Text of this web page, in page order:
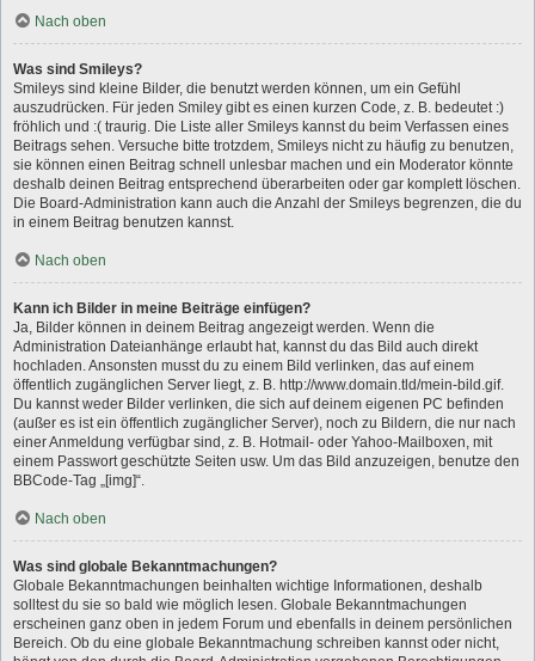
Nach oben
Was sind Smileys?
Smileys sind kleine Bilder, die benutzt werden können, um ein Gefühl
auszudrücken. Für jeden Smiley gibt es einen kurzen Code, z. B. bedeutet :)
fröhlich und :( traurig. Die Liste aller Smileys kannst du beim Verfassen eines
Beitrags sehen. Versuche bitte trotzdem, Smileys nicht zu häufig zu benutzen,
sie können einen Beitrag schnell unlesbar machen und ein Moderator könnte
deshalb deinen Beitrag entsprechend überarbeiten oder gar komplett löschen.
Die Board-Administration kann auch die Anzahl der Smileys begrenzen, die du
in einem Beitrag benutzen kannst.
Nach oben
Kann ich Bilder in meine Beiträge einfügen?
Ja, Bilder können in deinem Beitrag angezeigt werden. Wenn die
Administration Dateianhänge erlaubt hat, kannst du das Bild auch direkt
hochladen. Ansonsten musst du zu einem Bild verlinken, das auf einem
öffentlich zugänglichen Server liegt, z. B. http://www.domain.tld/mein-bild.gif.
Du kannst weder Bilder verlinken, die sich auf deinem eigenen PC befinden
(außer es ist ein öffentlich zugänglicher Server), noch zu Bildern, die nur nach
einer Anmeldung verfügbar sind, z. B. Hotmail- oder Yahoo-Mailboxen, mit
einem Passwort geschützte Seiten usw. Um das Bild anzuzeigen, benutze den
BBCode-Tag „[img]“.
Nach oben
Was sind globale Bekanntmachungen?
Globale Bekanntmachungen beinhalten wichtige Informationen, deshalb
solltest du sie so bald wie möglich lesen. Globale Bekanntmachungen
erscheinen ganz oben in jedem Forum und ebenfalls in deinem persönlichen
Bereich. Ob du eine globale Bekanntmachung schreiben kannst oder nicht,